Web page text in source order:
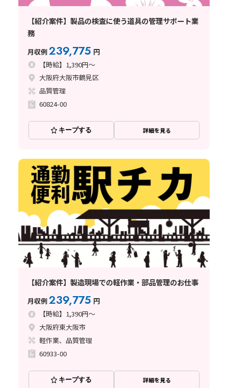
【紹介案件】製品の検査に使う道具の管理サポート業
務
月収例239,775 円
【時給】1,390円～
大阪府大阪市鶴見区
品質管理
60824-00
キープする 詳細を見る
【紹介案件】製造現場での軽作業・部品管理のお仕事
月収例239,775 円
【時給】1,390円～
大阪府東大阪市
軽作業、品質管理
60933-00
キープする 詳細を見る